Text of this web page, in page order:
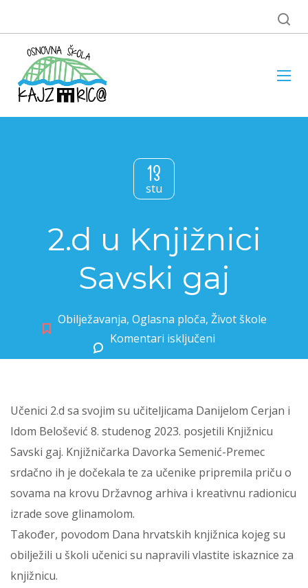
13
stu
2.d u Knjižnici
Savski gaj
Obilježavanja, Oglasna ploča, Život škole
Komentari isključeni
Učenici 2.d sa svojim su učiteljicama Danijelom Cerjan i
Idom Belošević 8. studenog 2023. posjetili Knjižnicu
Savski gaj. Knjižničarka Davorka Semenić-Premec
srdačno ih je dočekala te za učenike pripremila priču o
sovama na krovu Državnog arhiva i kreativnu radionicu
izrade sove glinamolom.
Također, povodom Dana hrvatskih knjižnica kojeg su
obilježili u školi učenici su napravili vlastite iskaznice za
knjižnicu.